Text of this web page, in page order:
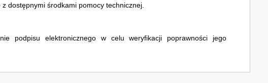
dostępnymi środkami pomocy technicznej.
podpisu elektronicznego w celu weryfikacji poprawności jego